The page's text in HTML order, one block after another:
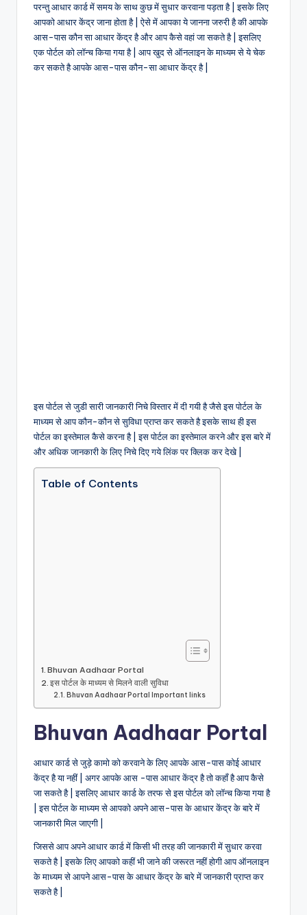
परन्तु आधार कार्ड में समय के साथ कुछ में सुधार करवाना पड़ता है | इसके लिए
आपको आधार केंद्र जाना होता है | ऐसे में आपका ये जानना जरुरी है की आपके
आस-पास कौन सा आधार केंद्र है और आप कैसे वहां जा सकते है | इसलिए
एक पोर्टल को लॉन्च किया गया है | आप खुद से ऑनलाइन के माध्यम से ये चेक
कर सकते है आपके आस-पास कौन-सा आधार केंद्र है |
इस पोर्टल से जुडी सारी जानकारी निचे विस्तार में दी गयी है जैसे इस पोर्टल के
माध्यम से आप कौन-कौन से सुविधा प्राप्त कर सकते है इसके साथ ही इस
पोर्टल का इस्तेमाल कैसे करना है | इस पोर्टल का इस्तेमाल करने और इस बारे में
और अधिक जानकारी के लिए निचे दिए गये लिंक पर क्लिक कर देखे |
Table of Contents
Bhuvan Aadhaar Portal
इस पोर्टल के माध्यम से मिलने वाली सुविधा
Bhuvan Aadhaar Portal Important links
Bhuvan Aadhaar Portal
आधार कार्ड से जुड़े कामो को करवाने के लिए आपके आस-पास कोई आधार
केंद्र है या नहीं | अगर आपके आस -पास आधार केंद्र है तो कहाँ है आप कैसे
जा सकते है | इसलिए आधार कार्ड के तरफ से इस पोर्टल को लॉन्च किया गया है
| इस पोर्टल के माध्यम से आपको अपने आस-पास के आधार केंद्र के बारे में
जानकारी मिल जाएगी |
जिससे आप अपने आधार कार्ड में किसी भी तरह की जानकारी में सुधार करवा
सकते है | इसके लिए आपको कहीं भी जाने की जरूरत नहीं होगी आप ऑनलाइन
के माध्यम से आपने आस-पास के आधार केंद्र के बारे में जानकारी प्राप्त कर
सकते है |